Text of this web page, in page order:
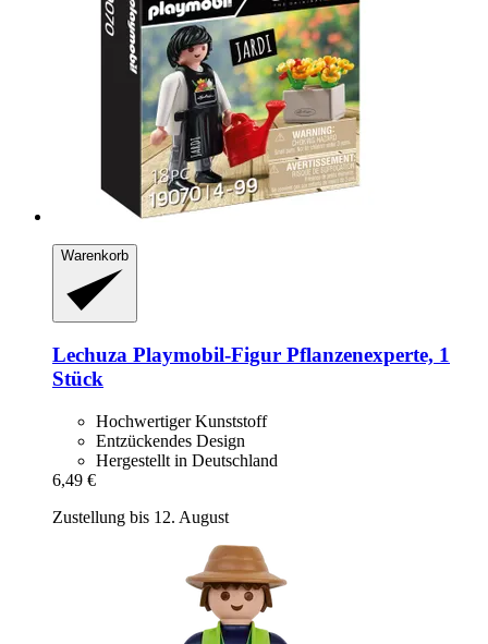
Warenkorb
Lechuza Playmobil-​Figur Pflanzenexperte, 1
Stück
Hochwertiger Kunststoff
Entzückendes Design
Hergestellt in Deutschland
6,49 €
Zustellung bis 12. August